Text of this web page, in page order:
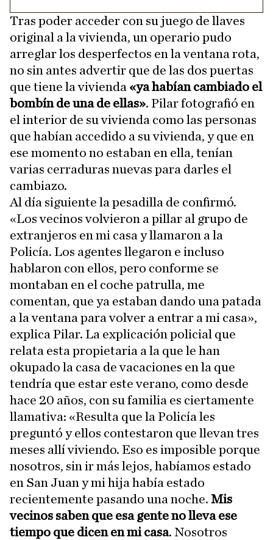
Tras poder acceder con su juego de llaves
original a la vivienda, un operario pudo
arreglar los desperfectos en la ventana rota,
no sin antes advertir que de las dos puertas
que tiene la vivienda «ya habían cambiado el
bombín de una de ellas». Pilar fotografió en
el interior de su vivienda como las personas
que habían accedido a su vivienda, y que en
ese momento no estaban en ella, tenían
varias cerraduras nuevas para darles el
cambiazo.
Al día siguiente la pesadilla de confirmó.
«Los vecinos volvieron a pillar al grupo de
extranjeros en mi casa y llamaron a la
Policía. Los agentes llegaron e incluso
hablaron con ellos, pero conforme se
montaban en el coche patrulla, me
comentan, que ya estaban dando una patada
a la ventana para volver a entrar a mi casa»,
explica Pilar. La explicación policial que
relata esta propietaria a la que le han
okupado la casa de vacaciones en la que
tendría que estar este verano, como desde
hace 20 años, con su familia es ciertamente
llamativa: «Resulta que la Policía les
preguntó y ellos contestaron que llevan tres
meses allí viviendo. Eso es imposible porque
nosotros, sin ir más lejos, habíamos estado
en San Juan y mi hija había estado
recientemente pasando una noche. Mis
vecinos saben que esa gente no lleva ese
tiempo que dicen en mi casa. Nosotros